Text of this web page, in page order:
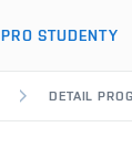
PRO STUDENTY
DETAIL